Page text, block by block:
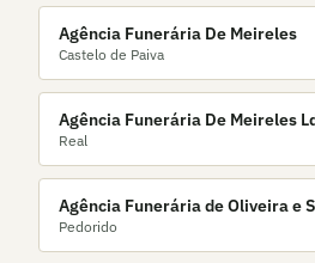
Agência Funerária De Meireles
Castelo de Paiva
Agência Funerária De Meireles
Real
Agência Funerária de Oliveira e
Pedorido